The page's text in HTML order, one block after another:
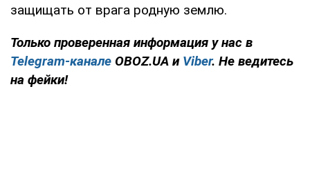
защищать от врага родную землю.
Только проверенная информация у нас в
Telegram-канале OBOZ.UA и Viber. Не ведитесь
на фейки!